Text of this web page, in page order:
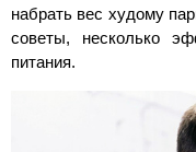
набрать вес худому
советы, несколько
питания.